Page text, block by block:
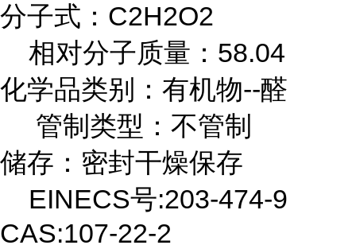
分子式：C2H2O2
相对分子质量：58.04
化学品类别：有机物--醛
管制类型：不管制
储存：密封干燥保存
EINECS号:203-474-9
CAS:107-22-2